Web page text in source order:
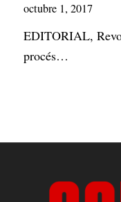
octubre 1, 2017
EDITORIAL,
procés…